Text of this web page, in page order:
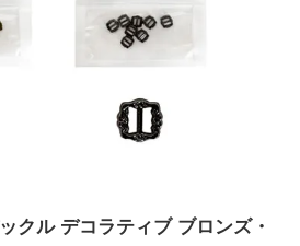
クル デコラティブ ブロンズ・